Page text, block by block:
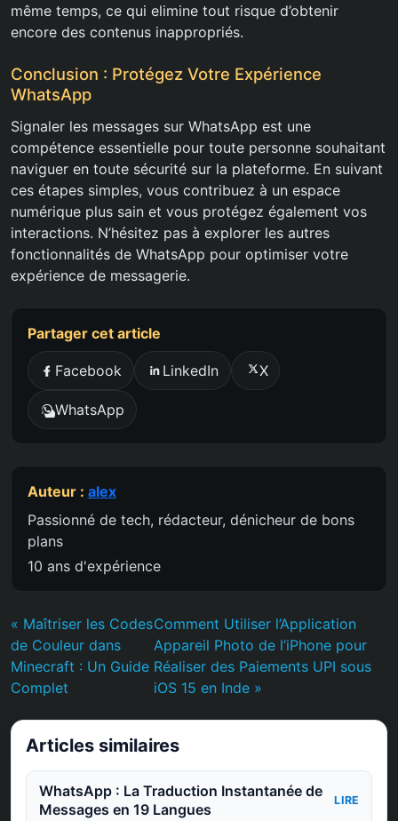
même temps, ce qui elimine tout risque d’obtenir
encore des contenus inappropriés.
Conclusion : Protégez Votre Expérience
WhatsApp
Signaler les messages sur WhatsApp est une
compétence essentielle pour toute personne souhaitant
naviguer en toute sécurité sur la plateforme. En suivant
ces étapes simples, vous contribuez à un espace
numérique plus sain et vous protégez également vos
interactions. N’hésitez pas à explorer les autres
fonctionnalités de WhatsApp pour optimiser votre
expérience de messagerie.
Partager cet article
Facebook LinkedIn X
WhatsApp
Auteur : alex
Passionné de tech, rédacteur, dénicheur de bons
plans
10 ans d'expérience
« Maîtriser les Codes
de Couleur dans
Minecraft : Un Guide
Complet
Comment Utiliser l’Application
Appareil Photo de l’iPhone pour
Réaliser des Paiements UPI sous
iOS 15 en Inde »
Articles similaires
WhatsApp : La Traduction Instantanée de
Messages en 19 Langues
LIRE